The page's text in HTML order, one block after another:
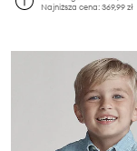
Najniższa cena:369,99 zł